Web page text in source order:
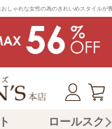
しゃれな女性の為のきれいめスタイルが
ロールスク